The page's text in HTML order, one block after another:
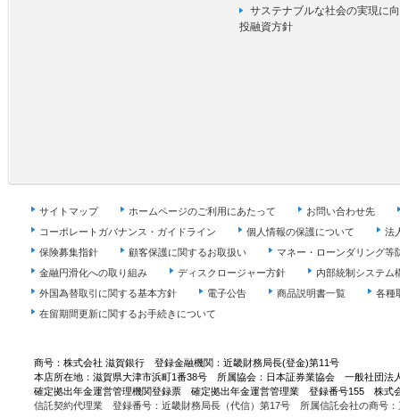
サステナブルな社会の実現に
投融資方針
サイトマップ ホームページのご利用にあたって
お問い合わせ先
コーポレートガバナンス・ガイドライン
個人情報の保護について
法
保険募集指針
顧客保護に関するお取扱い
マネー・ローンダリング等
金融円滑化への取り組み
ディスクロージャー方針
内部統制システム
外国為替取引に関する基本方針
電子公告 商品説明書一覧
各種
在留期間更新に関するお手続きについて
商号：株式会社 滋賀銀行 登録金融機関：近畿財務局長(登金)第11号
本店所在地：滋賀県大津市浜町1番38号 所属協会：日本証券業協会 一般社団法
確定拠出年金運営管理機関登録票 確定拠出年金運営管理業 登録番号155 株式
信託契約代理業 登録番号：近畿財務局長（代信）第17号 所属信託会社の商号